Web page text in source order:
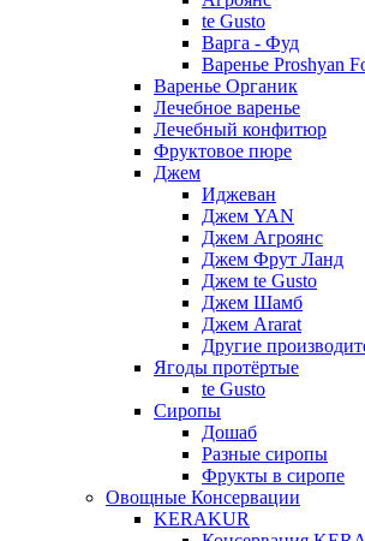
te Gusto
Варга - Фуд
Варенье Proshyan
Варенье Органик
Лечебное варенье
Лечебный конфитюр
Фруктовое пюре
Джем
Иджеван
Джем YAN
Джем Агроянс
Джем Фрут Ланд
Джем te Gusto
Джем Шамб
Джем Ararat
Другие
Ягоды протёртые
te Gusto
Сиропы
Дошаб
Разные сиропы
Фрукты в сиропе
Овощные Консервации
KERAKUR